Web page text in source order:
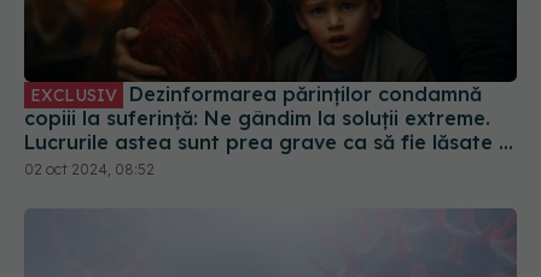
EXCLUSIV
copiii la suferință: Ne gândim la soluții extreme.
Lucrurile astea sunt prea grave ca să fie lăsate la
decizia unor părinți care trăiesc într-o lume
02 oct 2024, 08:52